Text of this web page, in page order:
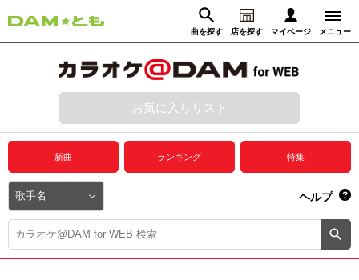
曲を探す 店を探す マイページ メニュー
動画からさがす 録音からさがす
ログイン
プレミアムサービス
DAM★とも動画
DAM★とも録音
カラオケ＠DAM
お気に入りリスト
新曲 ランキング 特集
ヘルプ